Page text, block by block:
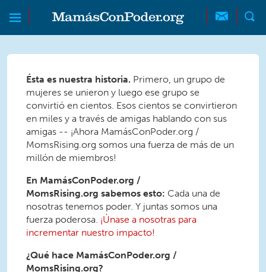
Skip to main content
Skip to main content
MamásConPoder
Ésta es nuestra historia. Primero, un grupo de
mujeres se unieron y luego ese grupo se
convirtió en cientos. Esos cientos se convirtieron
en miles y a través de amigas hablando con sus
amigas -- ¡Ahora MamásConPoder.org /
MomsRising.org somos una fuerza de más de un
millón de miembros!
En MamásConPoder.org /
MomsRising.org sabemos esto: Cada una de
nosotras tenemos poder. Y juntas somos una
fuerza poderosa. ¡Únase a nosotras para
incrementar nuestro impacto!
¿Qué hace MamásConPoder.org /
MomsRising.org?